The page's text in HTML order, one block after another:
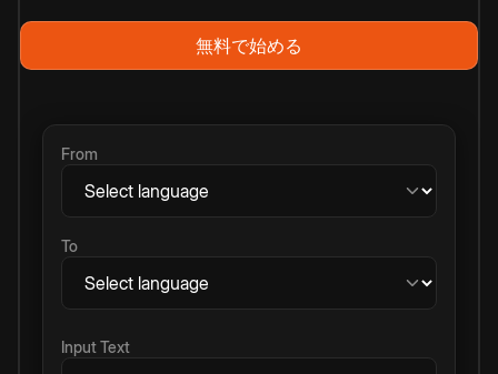
無料で始める
From
To
Input Text